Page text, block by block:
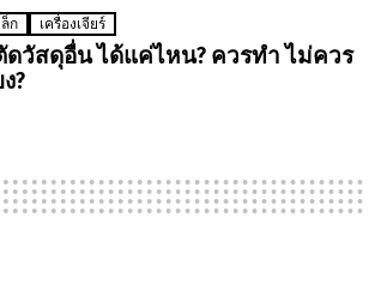
ก เครื่องเจียร์
ดวัสดุอื่น ได้แค่ไหน? ควรทำ ไม่ควร
?